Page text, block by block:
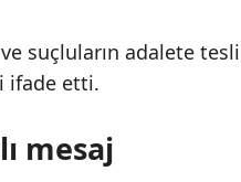
suçluların adalete
ifade etti.
mesaj